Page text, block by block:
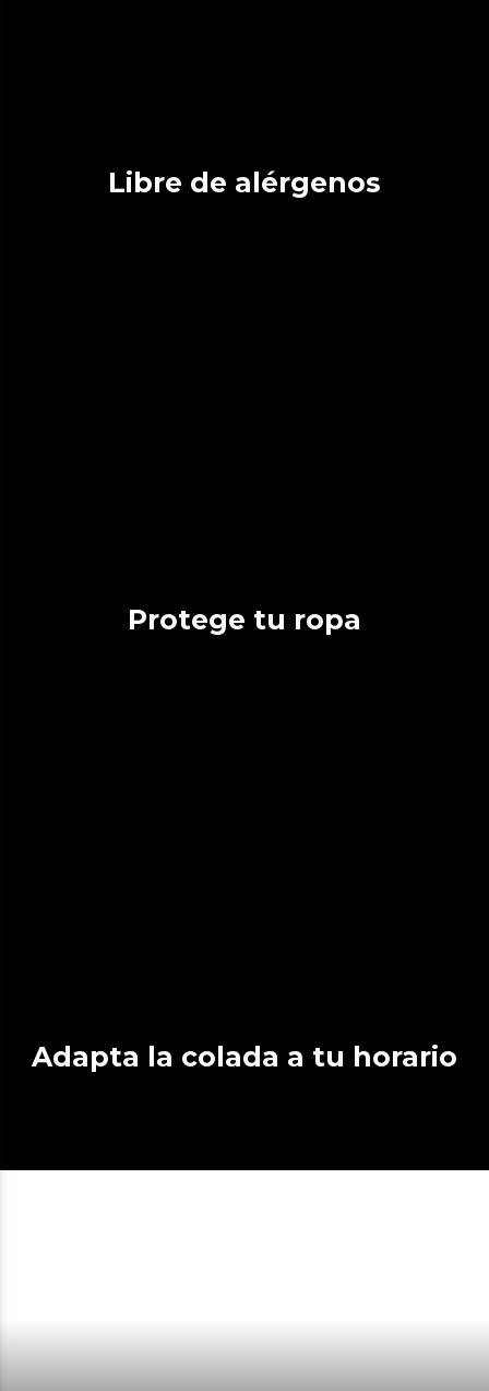
Libre de alérgenos
Protege tu ropa
Adapta la colada a tu horario